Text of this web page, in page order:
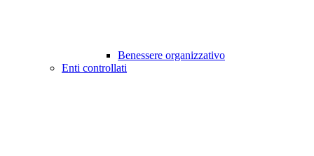
Benessere organizzativo
Enti controllati